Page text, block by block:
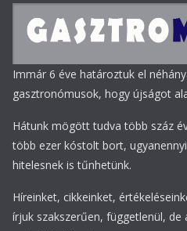
Immár 6 éve határoztuk el
gasztronómusok, hogy újságot
Hátunk mögött tudva több száz
több ezer kóstolt bort,
hitelesnek is tűnhetünk.
Híreinket, cikkeinket,
írjuk szakszerűen, függetlenül, de